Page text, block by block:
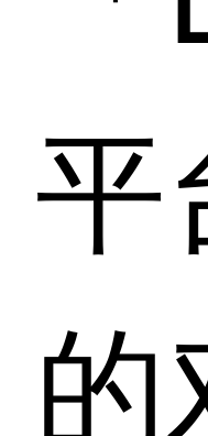
平
的